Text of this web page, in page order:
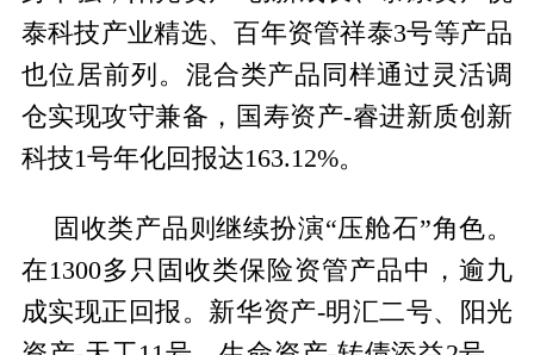
泰科技产业精选、百年资管祥泰3号等产品
也位居前列。混合类产品同样通过灵活调
仓实现攻守兼备，国寿资产-睿进新质创新
科技1号年化回报达163.12%。
固收类产品则继续扮演“压舱石”角色。
在1300多只固收类保险资管产品中，逾九
成实现正回报。新华资产-明汇二号、阳光